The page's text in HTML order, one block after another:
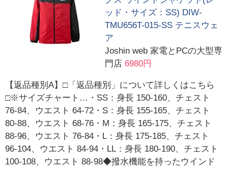
ッド・サイズ：SS) DIW-
TMU656T-015-SS テニスウェ
ア
Joshin web 家電とPCの大型専
門店 6980円
【返品種別A】□「返品種別」について詳しくはこちら
□※サイズチャート…・SS：身長 150-160、チェスト
76-84、ウエスト 64-72・S：身長 155-165、チェスト
80-88、ウエスト 68-76・M：身長 165-175、チェスト
88-96、ウエスト 76-84・L：身長 175-185、チェスト
96-104、ウエスト 84-94・LL：身長 180-190、チェスト
100-108、ウエスト 88-98◆撥水機能を持ったウインド